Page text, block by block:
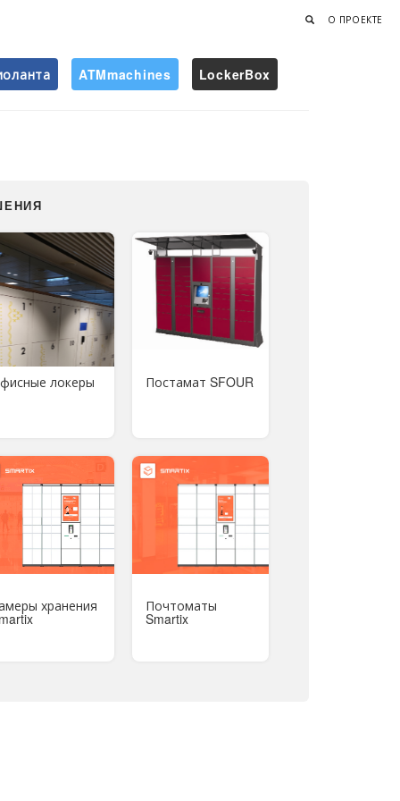
О ПРОЕКТЕ
ATMmachines LockerBox
локеры Постамат SFOUR
хранения Почтоматы
Smartix